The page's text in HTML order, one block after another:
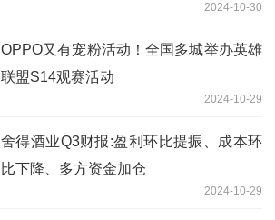
2024-10-30
OPPO又有宠粉活动！全国多城举办英雄
联盟S14观赛活动
2024-10-29
舍得酒业Q3财报:盈利环比提振、成本环
比下降、多方资金加仓
2024-10-29